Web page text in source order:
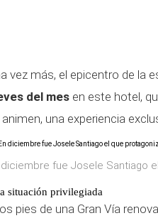
vez más, el epicentro de la
del mes en este hotel,
animen, una experiencia
diciembre fue Josele Santiago
situación privilegiada
pies de una Gran Vía